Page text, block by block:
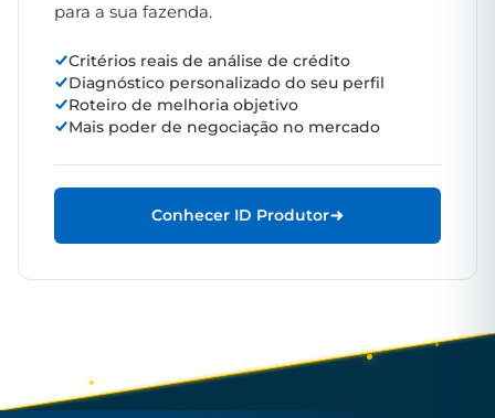
para a sua fazenda.
Critérios reais de análise de crédito
Diagnóstico personalizado do seu perfil
Roteiro de melhoria objetivo
Mais poder de negociação no mercado
Conhecer ID Produtor